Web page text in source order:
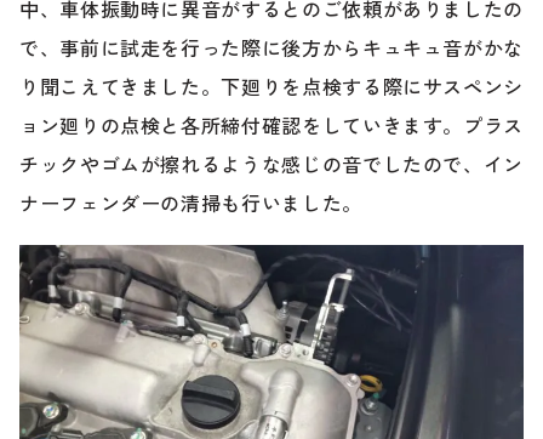
中、車体振動時に異音がするとのご依頼がありましたの
で、事前に試走を行った際に後方からキュキュ音がかな
り聞こえてきました。下廻りを点検する際にサスペンシ
ョン廻りの点検と各所締付確認をしていきます。プラス
チックやゴムが擦れるような感じの音でしたので、イン
ナーフェンダーの清掃も行いました。